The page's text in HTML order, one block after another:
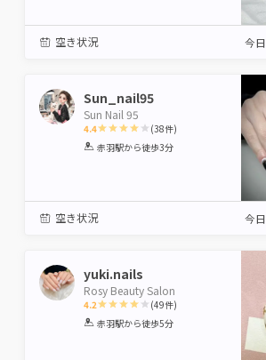
空き状況 今日
Sun_nail95
Sun Nail 95
4.4
1 2 3 4 5
(38件)
赤羽駅から徒歩3分
空き状況 今日
yuki.nails
Rosy Beauty Salon
4.2
1 2 3 4 5
(49件)
赤羽駅から徒歩5分